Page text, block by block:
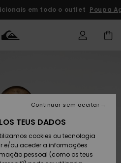
em todo o outlet Poupa
e
e
TEUS DADOS
cookies ou tecnologia
e/ou aceder a informações
pessoal (como os teus
Continuar sem aceitar